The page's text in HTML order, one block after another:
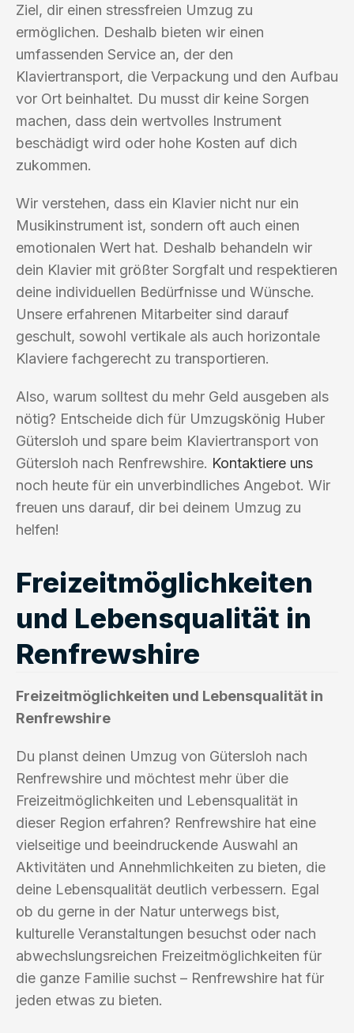
Ziel, dir einen stressfreien Umzug zu
ermöglichen. Deshalb bieten wir einen
umfassenden Service an, der den
Klaviertransport, die Verpackung und den Aufbau
vor Ort beinhaltet. Du musst dir keine Sorgen
machen, dass dein wertvolles Instrument
beschädigt wird oder hohe Kosten auf dich
zukommen.
Wir verstehen, dass ein Klavier nicht nur ein
Musikinstrument ist, sondern oft auch einen
emotionalen Wert hat. Deshalb behandeln wir
dein Klavier mit größter Sorgfalt und respektieren
deine individuellen Bedürfnisse und Wünsche.
Unsere erfahrenen Mitarbeiter sind darauf
geschult, sowohl vertikale als auch horizontale
Klaviere fachgerecht zu transportieren.
Also, warum solltest du mehr Geld ausgeben als
nötig? Entscheide dich für Umzugskönig Huber
Gütersloh und spare beim Klaviertransport von
Gütersloh nach Renfrewshire. Kontaktiere uns
noch heute für ein unverbindliches Angebot. Wir
freuen uns darauf, dir bei deinem Umzug zu
helfen!
Freizeitmöglichkeiten
und Lebensqualität in
Renfrewshire
Freizeitmöglichkeiten und Lebensqualität in
Renfrewshire
Du planst deinen Umzug von Gütersloh nach
Renfrewshire und möchtest mehr über die
Freizeitmöglichkeiten und Lebensqualität in
dieser Region erfahren? Renfrewshire hat eine
vielseitige und beeindruckende Auswahl an
Aktivitäten und Annehmlichkeiten zu bieten, die
deine Lebensqualität deutlich verbessern. Egal
ob du gerne in der Natur unterwegs bist,
kulturelle Veranstaltungen besuchst oder nach
abwechslungsreichen Freizeitmöglichkeiten für
die ganze Familie suchst – Renfrewshire hat für
jeden etwas zu bieten.